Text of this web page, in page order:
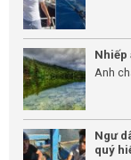
Nhiếp
Anh
Ngư
quý